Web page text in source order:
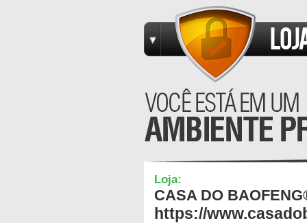
Loja:
CASA DO
https://